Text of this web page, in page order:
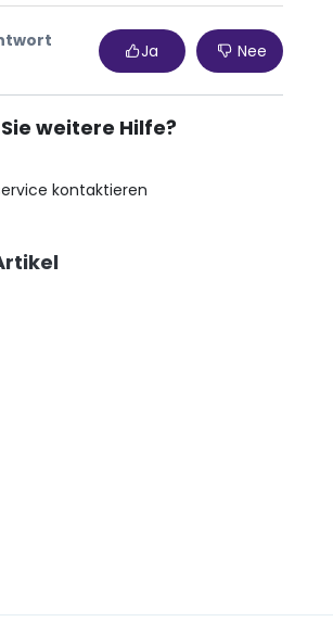
Ja Nee
weitere Hilfe?
kontaktieren